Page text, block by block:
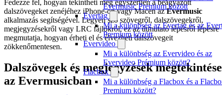
Evermusic Premium között
Evertag
Mi a különbség az Evertag és az
Premium között
Evervideo
Mi a különbség az Evervideo és az
Evervideo Prémium között?
Flacbox
Mi a különbség a Flacbox és a
Premium között?
Fedezze fel, hogyan tekintheti meg egyszerűen a beágyazott
dalszövegeket zenéjéhez iPhone-on vagy Macen azEvermusic
alkalmazás segítségével. Legyen szó szövegről, dalszövegekről,
megjegyzésekről vagy LRC fájlokról, ez az útmutató lépésről lépésre
megmutatja, hogyan érheti el és élvezheti dalszövegeit
zökkenőmentesen.
Dalszövegek és megjegyzések megtekintése
az Evermusicban